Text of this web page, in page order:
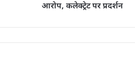
आरोप, कलेक्ट्रेट पर प्रदर्शन